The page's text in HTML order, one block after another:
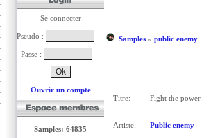
Se connecter
Pseudo :
Passe :
Ouvrir un compte
Samples: 64835
Samples» public enemy
Titre: Fight the power
Artiste: Public enemy